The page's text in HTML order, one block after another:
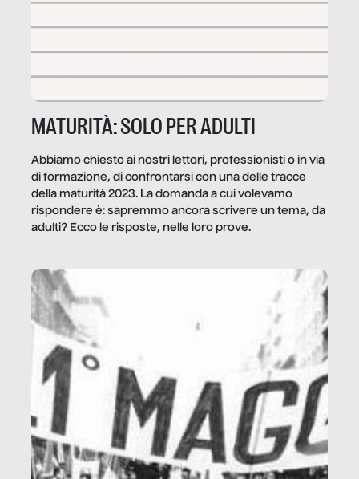
MATURITÀ: SOLO PER ADULTI
Abbiamo chiesto ai nostri lettori, professionisti o in via
di formazione, di confrontarsi con una delle tracce
della maturità 2023. La domanda a cui volevamo
rispondere è: sapremmo ancora scrivere un tema, da
adulti? Ecco le risposte, nelle loro prove.